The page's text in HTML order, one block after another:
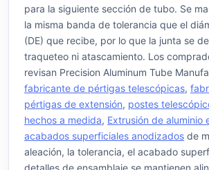
para la siguiente sección de tubo. Se
la misma banda de tolerancia que el
(DE) que recibe, por lo que la junta se
traqueteo ni atascamiento. Los
revisan Precision Aluminum Tube
fabricante de pértigas telescópicas,
pértigas de extensión, postes
hechos a medida, Extrusión de aluminio
acabados superficiales anodizados de
aleación, la tolerancia, el acabado